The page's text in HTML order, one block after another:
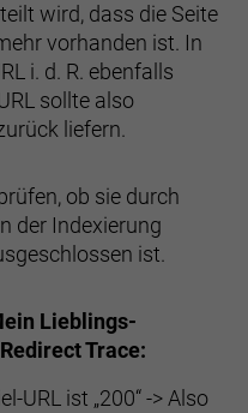
wird, dass die Seite
vorhanden ist. In
i. d. R. ebenfalls
sollte also
liefern.
ob sie durch
der Indexierung
ist.
Lieblings-
Trace:
URL ist „200“ -> Also